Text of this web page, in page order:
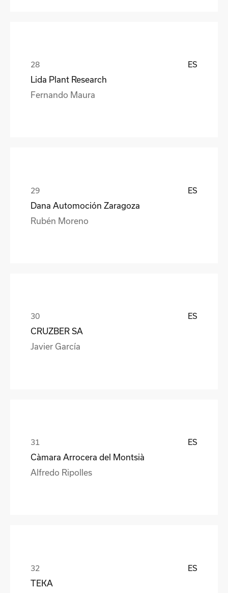
ES
Lida Plant Research
Fernando Maura
ES
Dana Automoción Zaragoza
Rubén Moreno
ES
CRUZBER SA
Javier García
ES
Càmara Arrocera del Montsià
Alfredo Ripolles
ES
TEKA